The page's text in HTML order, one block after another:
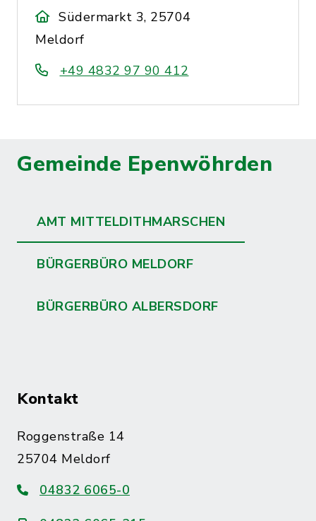
Südermarkt 3, 25704
Meldorf
+49 4832 97 90 412
Gemeinde Epenwöhrden
AMT MITTELDITHMARSCHEN
BÜRGERBÜRO MELDORF
BÜRGERBÜRO ALBERSDORF
Kontakt
Roggenstraße 14
25704 Meldorf
04832 6065-0